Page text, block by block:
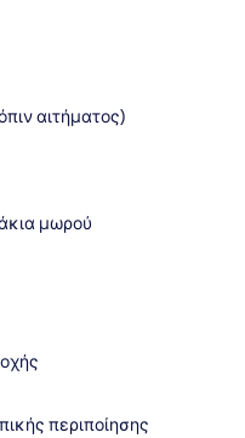
αιτήματος)
μωρού
περιποίησης